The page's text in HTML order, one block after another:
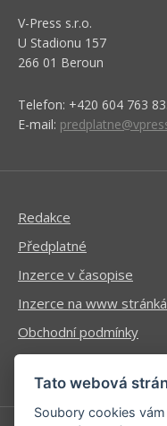
V-Press s.r.o.
U Stadionu 157
266 01 Beroun
Telefon: +420 604 763
E-mail:
Redakce
Předplatné
Inzerce v časopise
Inzerce na www
Obchodní podmínky
Ochrana osobních údajů
Tato webová
Soubory cookies